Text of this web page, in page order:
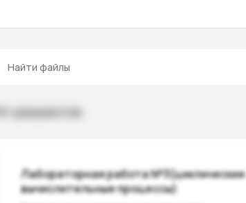
10+ документов
Лабораторная работа №3(циклические
вычислительные процессы)